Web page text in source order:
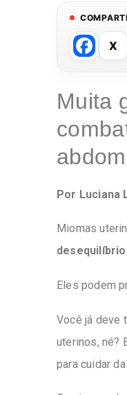
F
a
c
e
b
o
k
Muita
Por Luciana
Miomas
Eles podem
Você já deve
uterinos, né?
para cuidar